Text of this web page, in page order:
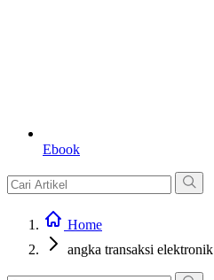
Ebook
Home
angka transaksi elektronik